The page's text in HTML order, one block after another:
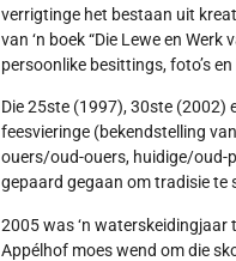
verrigtinge het bestaan uit
van ‘n boek “Die Lewe en
persoonlike besittings, foto’s en
Die 25ste (1997), 30ste (2002)
feesvieringe (bekendstelling
ouers/oud-ouers, huidige/oud-
gepaard gegaan om tradisie te
2005 was ‘n waterskeidingjaar
Appélhof moes wend om die